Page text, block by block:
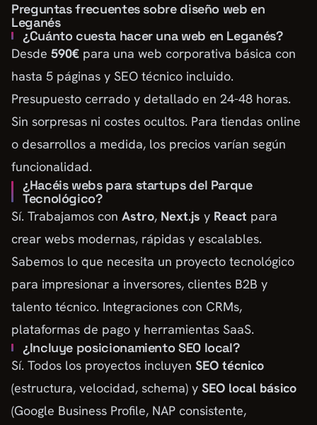
Preguntas frecuentes sobre diseño web en
Leganés
¿Cuánto cuesta hacer una web en Leganés?
Desde 590€ para una web corporativa básica con
hasta 5 páginas y SEO técnico incluido.
Presupuesto cerrado y detallado en 24-48 horas.
Sin sorpresas ni costes ocultos. Para tiendas online
o desarrollos a medida, los precios varían según
funcionalidad.
¿Hacéis webs para startups del Parque
Tecnológico?
Sí. Trabajamos con Astro, Next.js y React para
crear webs modernas, rápidas y escalables.
Sabemos lo que necesita un proyecto tecnológico
para impresionar a inversores, clientes B2B y
talento técnico. Integraciones con CRMs,
plataformas de pago y herramientas SaaS.
¿Incluye posicionamiento SEO local?
Sí. Todos los proyectos incluyen SEO técnico
(estructura, velocidad, schema) y SEO local básico
(Google Business Profile, NAP consistente,